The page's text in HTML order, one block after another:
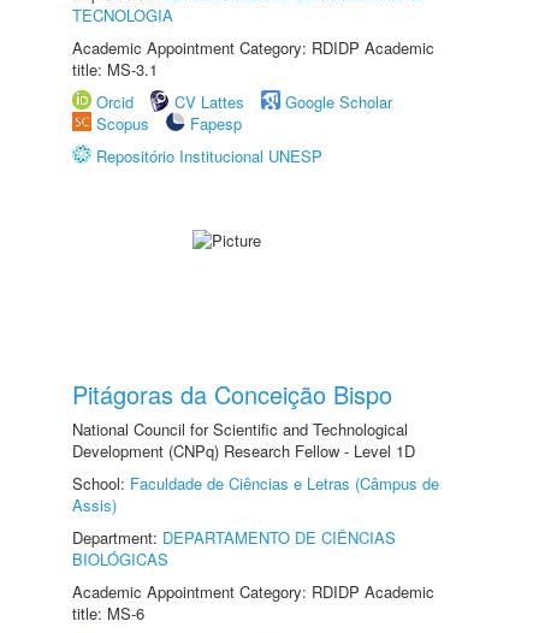
TECNOLOGIA
Academic Appointment Category: RDIDP Academic
title: MS-3.1
Orcid
CV Lattes
Google Scholar
Scopus
Fapesp
Repositório Institucional UNESP
Pitágoras da Conceição Bispo
National Council for Scientific and Technological
Development (CNPq) Research Fellow - Level 1D
School: Faculdade de Ciências e Letras (Câmpus de
Assis)
Department: DEPARTAMENTO DE CIÊNCIAS
BIOLÓGICAS
Academic Appointment Category: RDIDP Academic
title: MS-6